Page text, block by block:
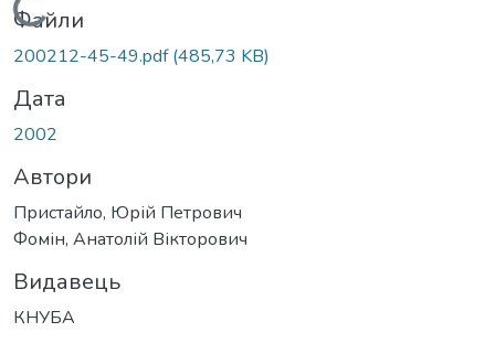
Вантажиться...
Файли
200212-45-49.pdf(485,73 KB)
Дата
2002
Автори
Пристайло, Юрій Петрович
Фомін, Анатолій Вікторович
Видавець
КНУБА